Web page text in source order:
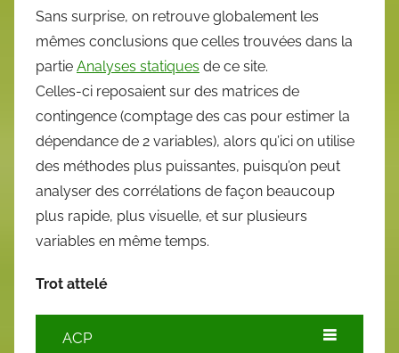
Sans surprise, on retrouve globalement les
mêmes conclusions que celles trouvées dans la
partie Analyses statiques de ce site.
Celles-ci reposaient sur des matrices de
contingence (comptage des cas pour estimer la
dépendance de 2 variables), alors qu’ici on utilise
des méthodes plus puissantes, puisqu’on peut
analyser des corrélations de façon beaucoup
plus rapide, plus visuelle, et sur plusieurs
variables en même temps.
Trot attelé
ACP